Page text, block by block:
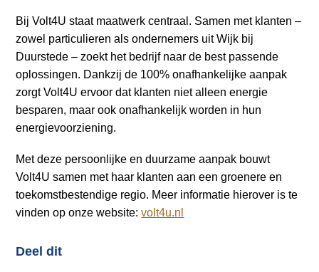
Bij Volt4U staat maatwerk centraal. Samen met klanten –
zowel particulieren als ondernemers uit Wijk bij
Duurstede – zoekt het bedrijf naar de best passende
oplossingen. Dankzij de 100% onafhankelijke aanpak
zorgt Volt4U ervoor dat klanten niet alleen energie
besparen, maar ook onafhankelijk worden in hun
energievoorziening.
Met deze persoonlijke en duurzame aanpak bouwt
Volt4U samen met haar klanten aan een groenere en
toekomstbestendige regio. Meer informatie hierover is te
vinden op onze website:volt4u.nl
Deel dit